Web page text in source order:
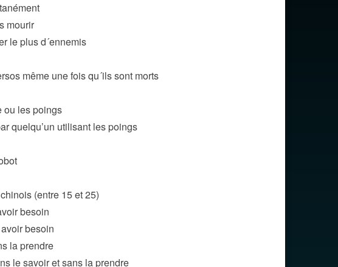
mourir
le plus d´ennemis
même une fois qu´ils sont morts
ou les poings
quelqu’un utilisant les poings
(entre 15 et 25)
besoin
besoin
la prendre
le savoir et sans la prendre